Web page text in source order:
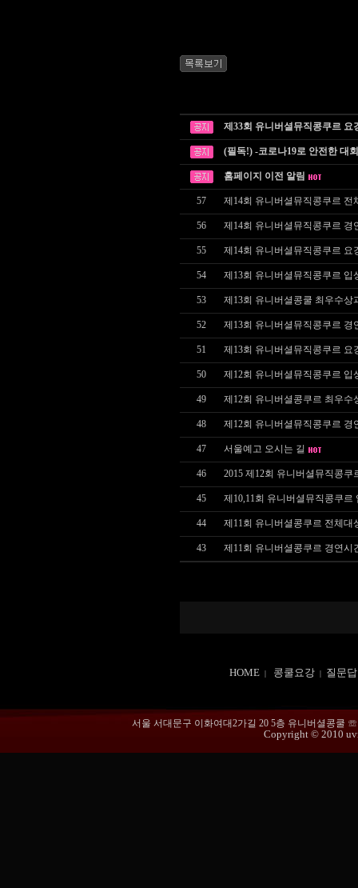
제33회 유니버셜뮤직콩쿠르 요
(필독!) -코로나19로 안전한 대
홈페이지 이전 알림
57 제14회 유니버셜뮤직콩쿠르
56 제14회 유니버셜뮤직콩쿠르 경
55 제14회 유니버셜뮤직콩쿠르 요
54 제13회 유니버셜뮤직콩쿠르 입
53 제13회 유니버셜콩쿨 최우수상
52 제13회 유니버셜뮤직콩쿠르 경
51 제13회 유니버셜뮤직콩쿠르 요
50 제12회 유니버셜뮤직콩쿠르 입
49 제12회 유니버셜콩쿠르 최우수
48 제12회 유니버셜뮤직콩쿠르 경
47 서울예고 오시는 길
46 2015 제12회 유니버셜뮤직콩쿠
45 제10,11회 유니버셜뮤직콩쿠르
44 제11회 유니버셜콩쿠르 전체대
43 제11회 유니버셜콩쿠르 경연시
HOME | 콩쿨요강 | 질문
서울 서대문구 이화여대2가길 20 5층 유니버셜콩쿨 ☏
Copyright © 2010